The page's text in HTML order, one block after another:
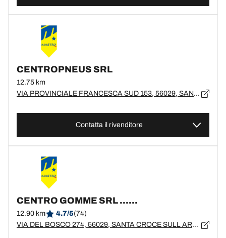
CENTROPNEUS SRL
12.75 km
VIA PROVINCIALE FRANCESCA SUD 153, 56029, SANTA CROCE SULL'ARNO, PI
Contatta il rivenditore
CENTRO GOMME SRL ......
12.90 km 4.7/5(74)
VIA DEL BOSCO 274, 56029, SANTA CROCE SULL ARNO, PI